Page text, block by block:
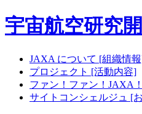
宇宙航空研究
JAXA について [組織情
プロジェクト [活動内容]
ファン！ファン！JAXA
サイトコンシェルジュ [